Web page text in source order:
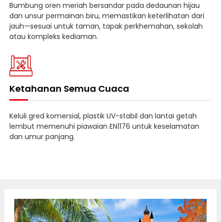
Bumbung oren meriah bersandar pada dedaunan hijau
dan unsur permainan biru, memastikan keterlihatan dari
jauh—sesuai untuk taman, tapak perkhemahan, sekolah
atau kompleks kediaman.
Ketahanan Semua Cuaca
Keluli gred komersial, plastik UV-stabil dan lantai getah
lembut memenuhi piawaian EN1176 untuk keselamatan
dan umur panjang.